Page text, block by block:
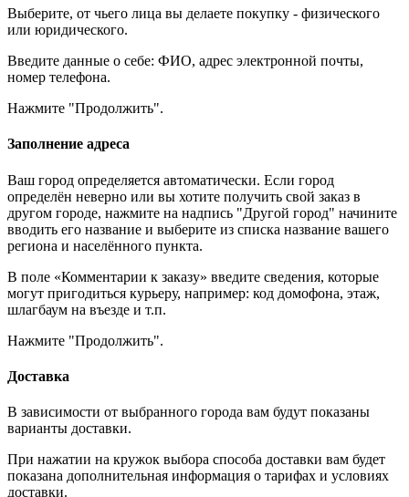
Выберите, от чьего лица вы делаете покупку - физического
или юридического.
Введите данные о себе: ФИО, адрес электронной почты,
номер телефона.
Нажмите "Продолжить".
Заполнение адреса
Ваш город определяется автоматически. Если город
определён неверно или вы хотите получить свой заказ в
другом городе, нажмите на надпись "Другой город" начините
вводить его название и выберите из списка название вашего
региона и населённого пункта.
В поле «Комментарии к заказу» введите сведения, которые
могут пригодиться курьеру, например: код домофона, этаж,
шлагбаум на въезде и т.п.
Нажмите "Продолжить".
Доставка
В зависимости от выбранного города вам будут показаны
варианты доставки.
При нажатии на кружок выбора способа доставки вам будет
показана дополнительная информация о тарифах и условиях
доставки.